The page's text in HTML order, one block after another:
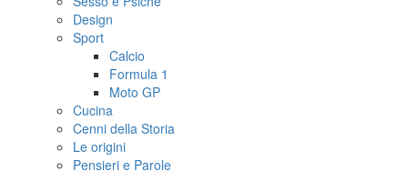
Design
Sport
Calcio
Formula 1
Moto GP
Cucina
Cenni della Storia
Le origini
Pensieri e Parole